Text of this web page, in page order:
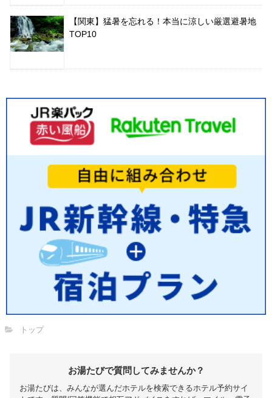
【関東】猛暑を忘れる！本当に涼しい厳選避暑地
TOP10
トップ
お湯たびで質問してみませんか？
お湯たびは、みんなが選んだホテルを検索できるホテル予約サイ